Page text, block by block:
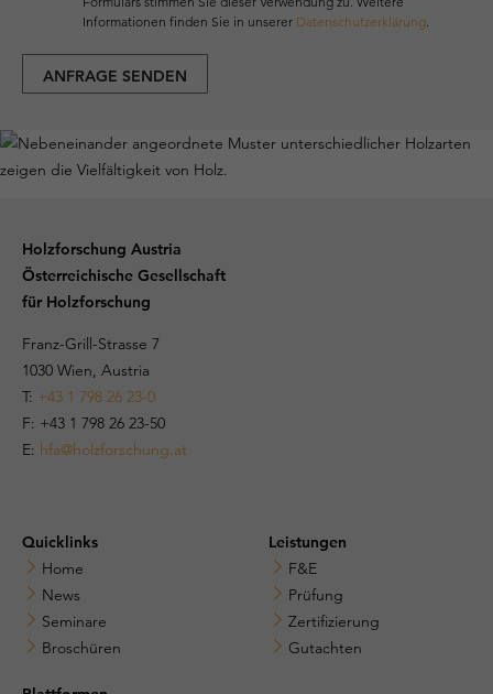
Informationen finden Sie in unserer Datenschutzerklärung.
ANFRAGE SENDEN
Holzforschung Austria
Österreichische Gesellschaft
für Holzforschung
Franz-Grill-Strasse 7
1030 Wien, Austria
T: +43 1 798 26 23-0
​​F: +43 1 798 26 23-50
E: hfa@holzforschung.at
Quicklinks
Home
News
Seminare
Broschüren
Leistungen
F&E
Prüfung
Zertifizierung
Gutachten